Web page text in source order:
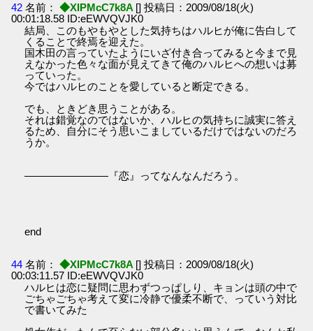
42 名前： ◆XIPMcC7k8A [] 投稿日：2009/08/18(火)
00:01:18.58 ID:eEWVQVJK0
結局、このもやもやとした気持ちはハルヒが俺に告白して
くることで終焉を迎えた。
国木田の言っていたようにいざ付き合ってみると今まで見
えなかった色々な面が見えてきて俺のハルヒへの想いは募
っていった。
今ではハルヒのことを愛していると断定できる。
でも、ときどき思うことがある。
それは錯覚なのではないか、ハルヒの気持ちに誠実に答え
るため、自分にそう思いこましているだけではないのだろ
うか。
――――――――『恋』ってなんなんだろう。
end
44 名前： ◆XIPMcC7k8A [] 投稿日：2009/08/18(火)
00:03:11.57 ID:eEWVQVJK0
ハルヒは恋に疑問に思わずつっぱしり、キョンは頭の中で
ごちゃごちゃ考えて変に冷静で優柔不断で、っていう対比
で書いてみた